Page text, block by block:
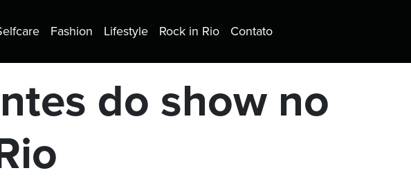
Fashion Lifestyle Rock in Rio Contato
do show no